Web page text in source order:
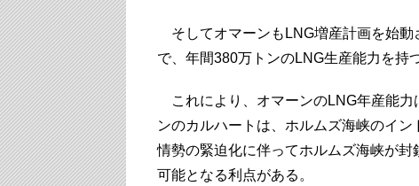
そしてオマーンもLNG増産計画を始動
で、年間380万トンのLNG生産能力を持
これにより、オマーンのLNG年産能力
ンのカルハートは、ホルムズ海峡のイ
情勢の緊迫化に伴ってホルムズ海峡が
可能となる利点がある。